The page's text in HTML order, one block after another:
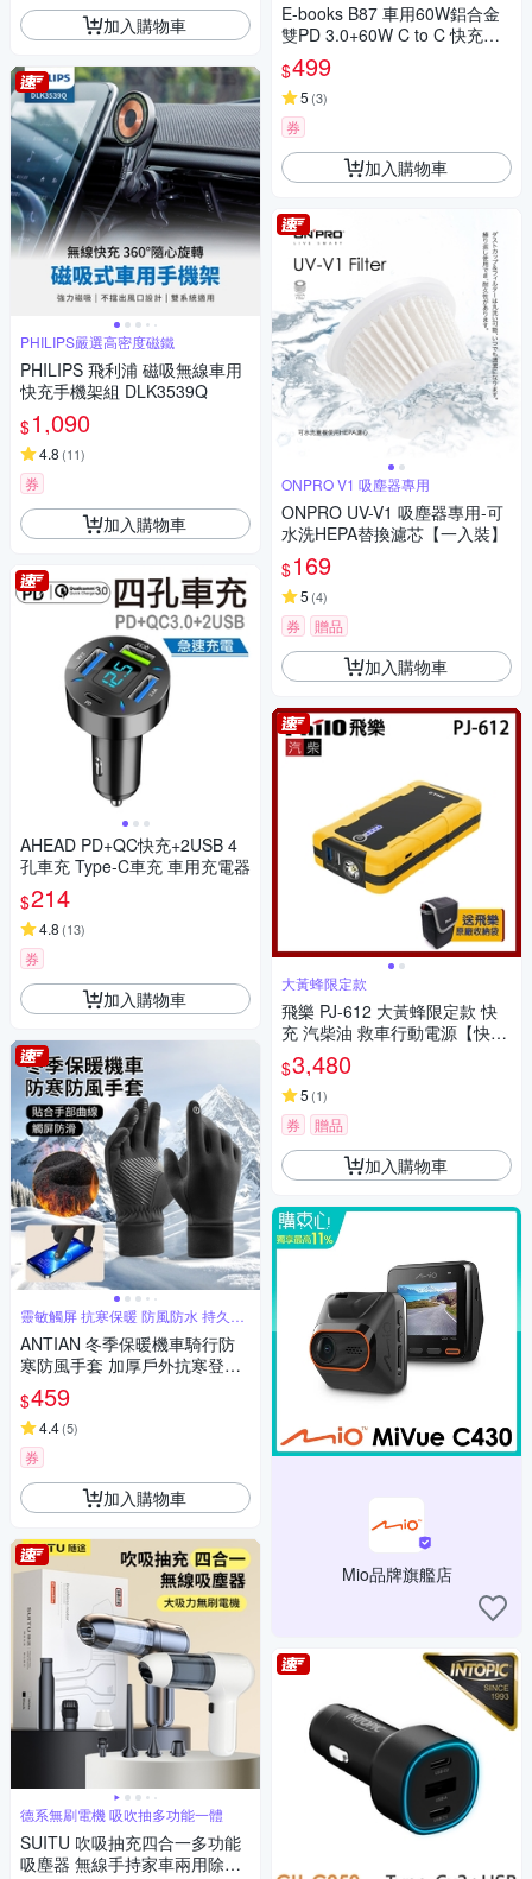
加入購物車
PHILIPS嚴選高密度磁鐵
PHILIPS 飛利浦 磁吸無線車用
快充手機架組 DLK3539Q
$1,090
4.8 (11)
券
加入購物車
AHEAD PD+QC快充+2USB 4
孔車充 Type-C車充 車用充電器
$214
4.8 (13)
券
加入購物車
靈敏觸屏 抗寒保暖 防風防水 持久鎖
溫
ANTIAN 冬季保暖機車騎行防
寒防風手套 加厚戶外抗寒登山
手套 徒步手套 滑雪手套
$459
4.4(5)
券
加入購物車
德系無刷電機 吸吹抽多功能一體
SUITU 吹吸抽充四合一多功能
吸塵器 無線手持家車兩用除塵
E-books B87 車用60W鋁合金
雙PD 3.0+60W C to C 快充傳
輸線組
$499
5 (3)
券
加入購物車
ONPRO V1 吸塵器專用
ONPRO UV-V1 吸塵器專用-可
水洗HEPA替換濾芯【一入裝】
$169
5 (4)
券 贈品
加入購物車
大黃蜂限定款
飛樂 PJ-612 大黃蜂限定款 快
充 汽柴油 救車行動電源【快速
到貨】
$3,480
5 (1)
券 贈品
加入購物車
Mio品牌旗艦店